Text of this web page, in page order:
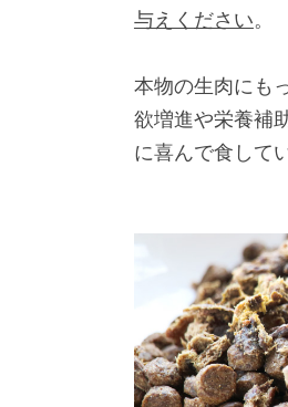
与えください。
本物の生肉にも
欲増進や栄養補
に喜んで食して